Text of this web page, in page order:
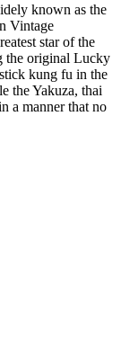
known as the
Vintage
star of the
the original Lucky
kung fu in the
the Yakuza, thai
a manner that no